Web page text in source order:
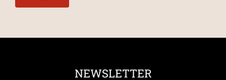
NEWSLETTER